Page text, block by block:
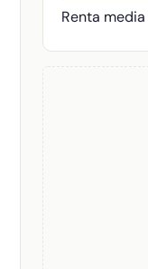
Renta media